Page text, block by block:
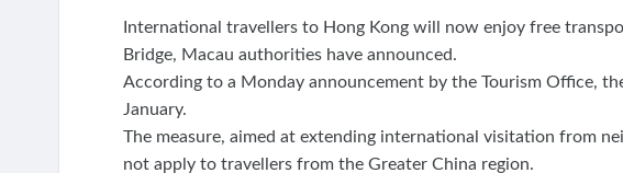
International travellers to Hong Kong will now enjoy free
Bridge, Macau authorities have announced.
According to a Monday announcement by the Tourism Office,
January.
The measure, aimed at extending international visitation from
not apply to travellers from the Greater China region.